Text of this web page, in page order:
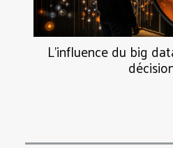
L'influence du big